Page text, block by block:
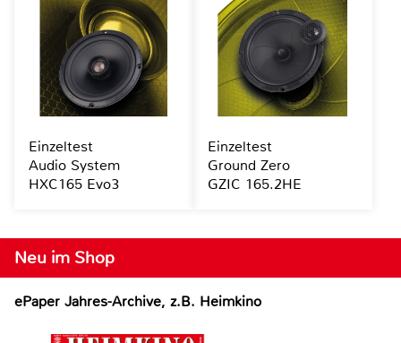
Neu im Shop
ePaper Jahres-Archive, z.B. Heimkino
Einzeltest
Audio System
HXC165 Evo3
Einzeltest
Ground Zero
GZIC 165.2HE